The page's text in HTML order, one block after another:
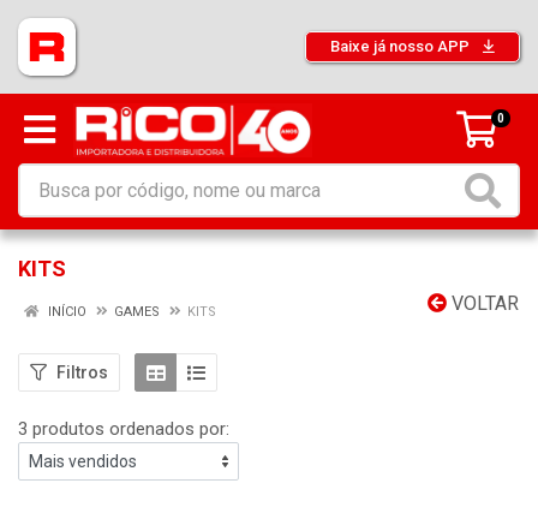
Baixe já nosso APP
0
KITS
VOLTAR
INÍCIO GAMES KITS
Filtros
3 produtos ordenados por: